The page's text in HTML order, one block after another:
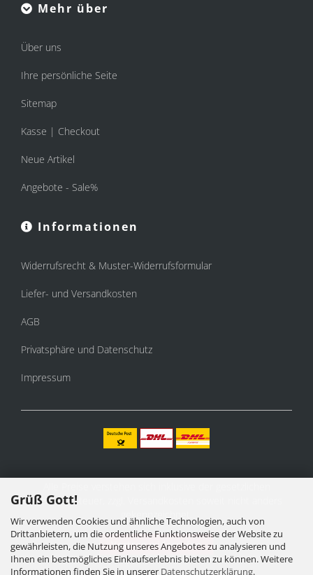
Grüß Gott!
Wir verwenden Cookies und ähnliche Technologien, auch von
Drittanbietern, um die ordentliche Funktionsweise der Website zu
gewährleisten, die Nutzung unseres Angebotes zu analysieren und
Ihnen ein bestmögliches Einkaufserlebnis bieten zu können. Weitere
Informationen finden Sie in unserer Datenschutzerklärung.
Mehr über
Über uns
Ihre persönliche Seite
Sitemap
Kasse | Checkout
Neue Artikel
Angebote - Sale%
Informationen
Widerrufsrecht & Muster-Widerrufsformular
Liefer- und Versandkosten
AGB
Privatsphäre und Datenschutz
Impressum
Mehrwertsteuer, zzgl.
gekennzeichnet.
Vertrag widerrufen